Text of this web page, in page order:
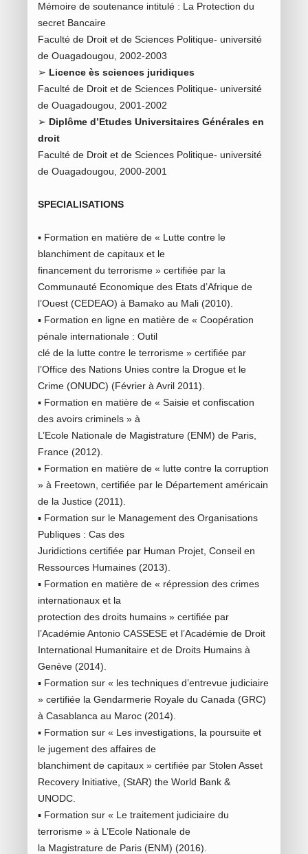
Mémoire de soutenance intitulé : La Protection du
secret Bancaire
Faculté de Droit et de Sciences Politique- université
de Ouagadougou, 2002-2003
➢ Licence ès sciences juridiques
Faculté de Droit et de Sciences Politique- université
de Ouagadougou, 2001-2002
➢ Diplôme d’Etudes Universitaires Générales en
droit
Faculté de Droit et de Sciences Politique- université
de Ouagadougou, 2000-2001
SPECIALISATIONS
▪ Formation en matière de « Lutte contre le
blanchiment de capitaux et le
financement du terrorisme » certifiée par la
Communauté Economique des Etats d’Afrique de
l’Ouest (CEDEAO) à Bamako au Mali (2010).
▪ Formation en ligne en matière de « Coopération
pénale internationale : Outil
clé de la lutte contre le terrorisme » certifiée par
l’Office des Nations Unies contre la Drogue et le
Crime (ONUDC) (Février à Avril 2011).
▪ Formation en matière de « Saisie et confiscation
des avoirs criminels » à
L’Ecole Nationale de Magistrature (ENM) de Paris,
France (2012).
▪ Formation en matière de « lutte contre la corruption
» à Freetown, certifiée par le Département américain
de la Justice (2011).
▪ Formation sur le Management des Organisations
Publiques : Cas des
Juridictions certifiée par Human Projet, Conseil en
Ressources Humaines (2013).
▪ Formation en matière de « répression des crimes
internationaux et la
protection des droits humains » certifiée par
l’Académie Antonio CASSESE et l’Académie de Droit
International Humanitaire et de Droits Humains à
Genève (2014).
▪ Formation sur « les techniques d’entrevue judiciaire
» certifiée la Gendarmerie Royale du Canada (GRC)
à Casablanca au Maroc (2014).
▪ Formation sur « Les investigations, la poursuite et
le jugement des affaires de
blanchiment de capitaux » certifiée par Stolen Asset
Recovery Initiative, (StAR) the World Bank &
UNODC.
▪ Formation sur « Le traitement judiciaire du
terrorisme » à L’Ecole Nationale de
la Magistrature de Paris (ENM) (2016).